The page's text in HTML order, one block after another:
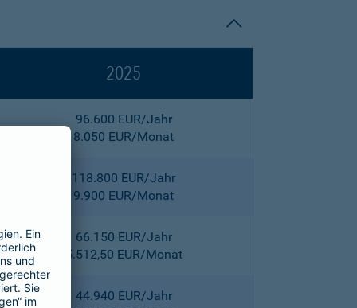
2025
96.600 EUR/Jahr
8.050 EUR/Monat
118.800 EUR/Jahr
9.900 EUR/Monat
66.150 EUR/Jahr
5.512,50 EUR/Monat
44.940 EUR/Jahr